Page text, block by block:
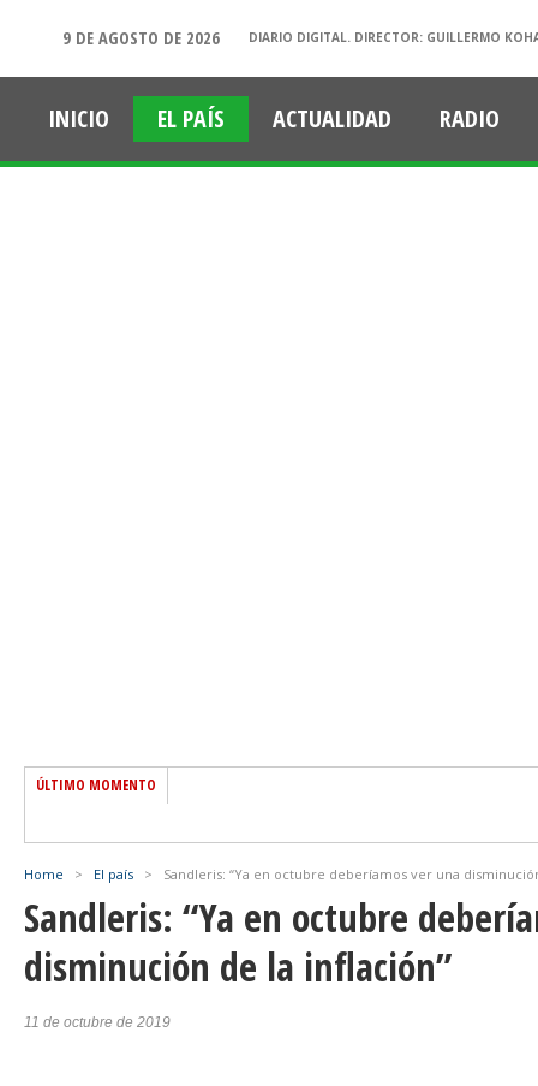
9 DE AGOSTO DE 2026 DIARIO DIGITAL. DIRECTOR: GUILLERMO
INICIO EL PAÍS ACTUALIDAD RADIO
ÚLTIMO MOMENTO
Home > El país > Sandleris: “Ya en octubre deberíamos ver una
Sandleris: “Ya en octubre
disminución de la inflación”
11 de octubre de 2019